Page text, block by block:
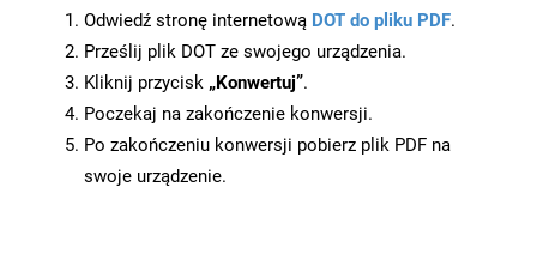
Odwiedź stronę internetową DOT do pliku PDF.
Prześlij plik DOT ze swojego urządzenia.
Kliknij przycisk „Konwertuj”.
Poczekaj na zakończenie konwersji.
Po zakończeniu konwersji pobierz plik PDF na
swoje urządzenie.